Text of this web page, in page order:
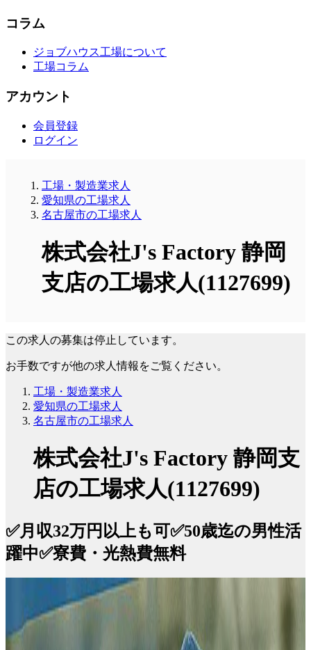
コラム
ジョブハウス工場について
工場コラム
アカウント
会員登録
ログイン
工場・製造業求人
愛知県の工場求人
名古屋市の工場求人
株式会社J's Factory 静岡
支店の工場求人(1127699)
この求人の募集は停止しています。
お手数ですが他の求人情報をご覧ください。
工場・製造業求人
愛知県の工場求人
名古屋市の工場求人
株式会社J's Factory 静岡支
店の工場求人(1127699)
✅月収32万円以上も可✅50歳迄の男性活
躍中✅寮費・光熱費無料